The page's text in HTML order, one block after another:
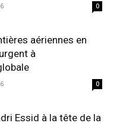
0
aériennes en
à
0
Essid à la tête de la